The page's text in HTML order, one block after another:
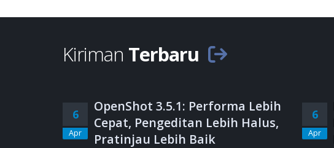
Kiriman Terbaru
6
Apr
OpenShot 3.5.1: Performa Lebih
Cepat, Pengeditan Lebih Halus,
Pratinjau Lebih Baik
6
Apr